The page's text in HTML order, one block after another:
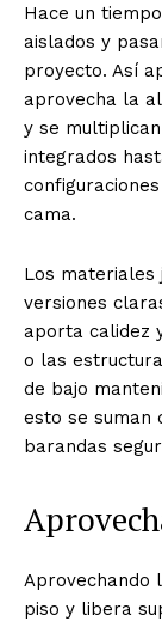
Hace un
aislados y
proyecto. Así
aprovecha la
y se
integrados
cama.
Los
versiones
aporta calidez
o las
de bajo
esto se suman
barandas
Aprovechando
piso y libera